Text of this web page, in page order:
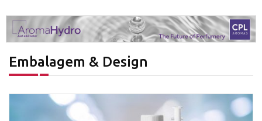
Embalagem & Design